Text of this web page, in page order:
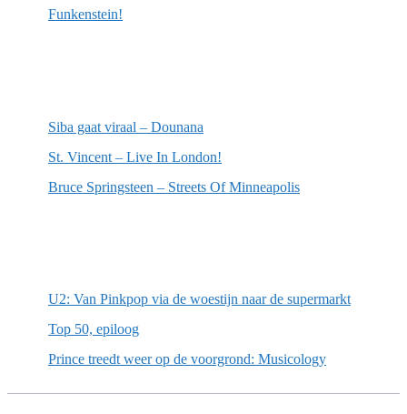
Funkenstein!
Siba gaat viraal – Dounana
St. Vincent – Live In London!
Bruce Springsteen – Streets Of Minneapolis
U2: Van Pinkpop via de woestijn naar de supermarkt
Top 50, epiloog
Prince treedt weer op de voorgrond: Musicology